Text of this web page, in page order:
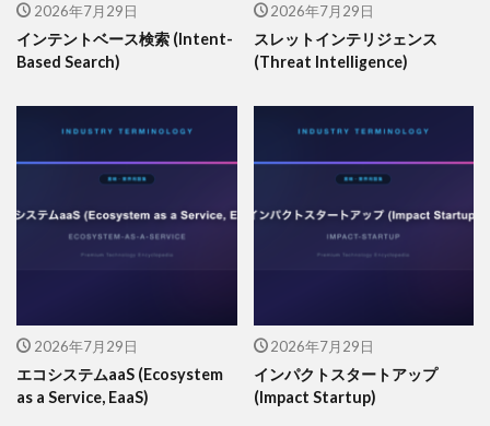
2026年7月29日
インテントベース検索 (Intent-
Based Search)
2026年7月29日
スレットインテリジェンス
(Threat Intelligence)
2026年7月29日
エコシステムaaS (Ecosystem
as a Service, EaaS)
2026年7月29日
インパクトスタートアップ
(Impact Startup)